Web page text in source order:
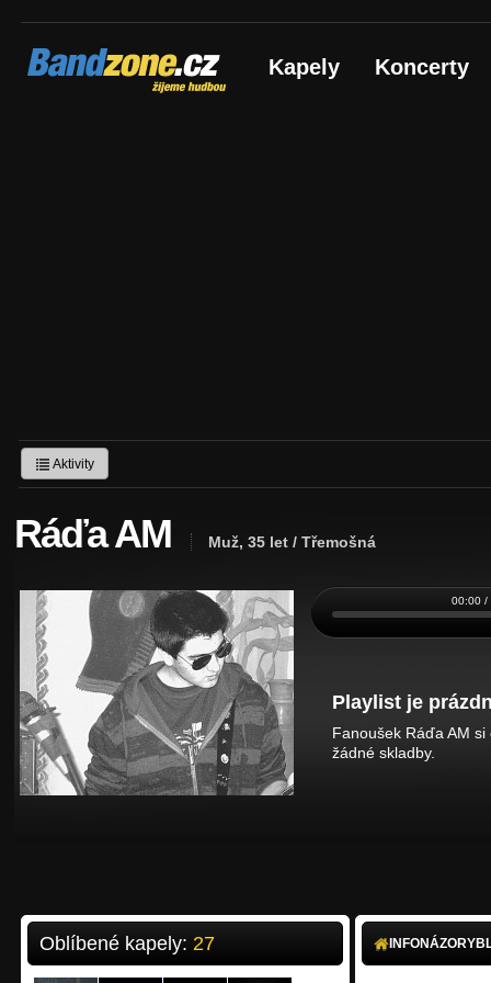
Bandzone.cz
žijeme hudbou Kapely Koncerty
Aktivity
Ráďa AM Muž, 35 let / Třemošná
00:00 /
Playlist je
Fanoušek Ráďa AM
žádné skladby.
Oblíbené kapely: 27 INFONÁZORY